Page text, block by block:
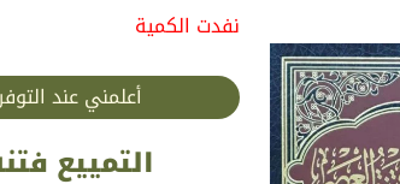
التمييع
نفدت الكمية
أعلمني عند